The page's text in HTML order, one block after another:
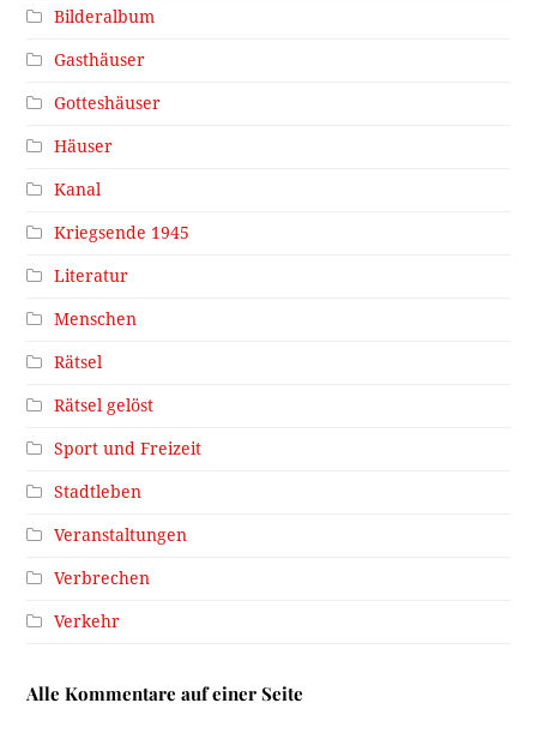
Bilderalbum
Gasthäuser
Gotteshäuser
Häuser
Kanal
Kriegsende 1945
Literatur
Menschen
Rätsel
Rätsel gelöst
Sport und Freizeit
Stadtleben
Veranstaltungen
Verbrechen
Verkehr
Alle Kommentare auf einer Seite